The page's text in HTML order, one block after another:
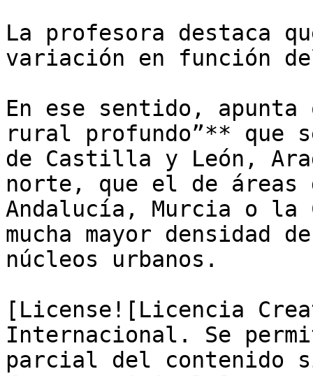
La profesora destaca
variación en función
En ese sentido,
rural profundo”** que
de Castilla y León,
norte, que el de
Andalucía, Murcia o la
mucha mayor densidad
núcleos urbanos.
[License![Licencia
Internacional. Se
parcial del contenido